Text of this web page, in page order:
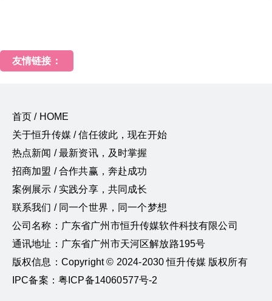
友情链接：
首页 / HOME
关于恒升传媒 / 信任彼此，现在开始
热点新闻 / 最新资讯，及时掌握
招商加盟 / 合作共赢，奔赴成功
案例展示 / 实践分享，共同成长
联系我们 / 同一个世界，同一个梦想
公司名称：广东省广州市恒升传媒软件科技有限公司
通讯地址：广东省广州市天河区解放路195号
版权信息：Copyright © 2024-2030 恒升传媒 版权所有
IPC备案：粤ICP备14060577号-2